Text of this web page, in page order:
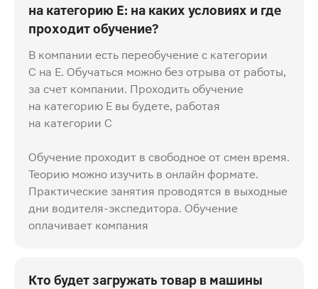
на категорию Е: на каких условиях и где
проходит обучение?
В компании есть переобучение с категории
C на E. Обучаться можно без отрыва от работы,
за счет компании. Проходить обучение
на категорию Е вы будете, работая
на категории С
Обучение проходит в свободное от смен время.
Теорию можно изучить в онлайн формате.
Практические занятия проводятся в выходные
дни водителя-экспедитора. Обучение
оплачивает компания
Кто будет загружать товар в машины